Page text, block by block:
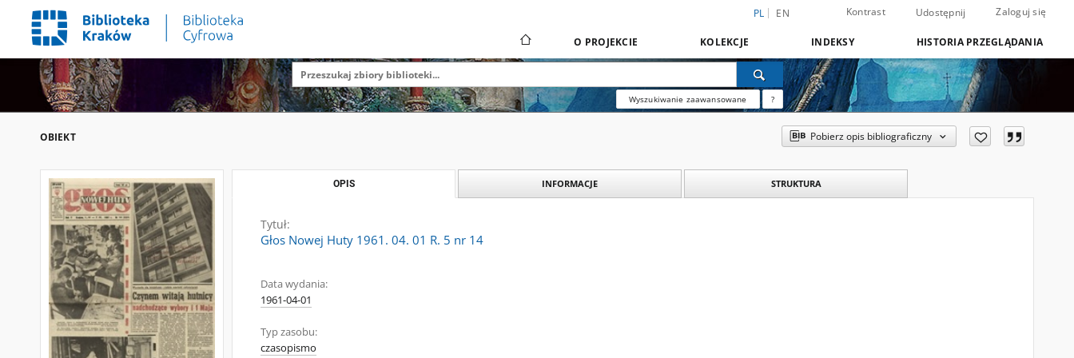
PL EN Kontrast Udostępnij Zaloguj się
O PROJEKCIE KOLEKCJE INDEKSY HISTORIA PRZEGLĄDANIA
Wyszukiwanie zaawansowane ?
OBIEKT Pobierz opis bibliograficzny
OPIS INFORMACJE STRUKTURA
Tytuł:
Głos Nowej Huty 1961. 04. 01 R. 5 nr 14
Data wydania:
1961-04-01
Typ zasobu:
czasopismo